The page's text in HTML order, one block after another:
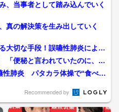
、当事者として踏み込んでいく
真の解決策を生み出していく
大切な手段！誤嚥性肺炎による
便秘と言われていたのに、実
性肺炎 パタカラ体操で“食べる
Recommended by